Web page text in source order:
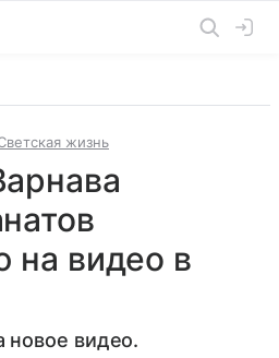
жизнь
на видео в
новое видео.